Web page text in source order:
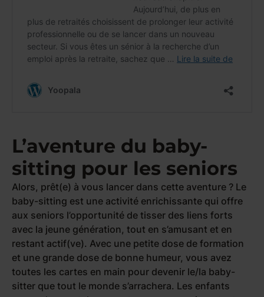
L’aventure du baby-
sitting pour les seniors
Alors, prêt(e) à vous lancer dans cette aventure ? Le
baby-sitting est une activité enrichissante qui offre
aux seniors l’opportunité de tisser des liens forts
avec la jeune génération, tout en s’amusant et en
restant actif(ve). Avec une petite dose de formation
et une grande dose de bonne humeur, vous avez
toutes les cartes en main pour devenir le/la baby-
sitter que tout le monde s’arrachera. Les enfants